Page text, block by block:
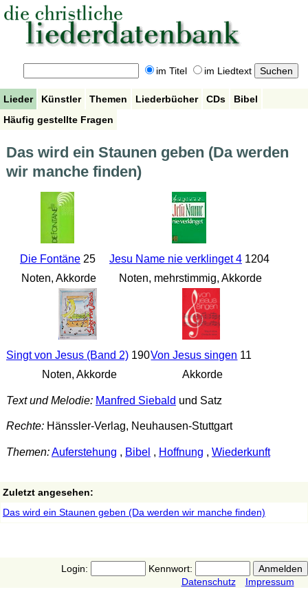
im Titel im Liedtext
Lieder Künstler Themen Liederbücher CDs
Bibel
Häufig gestellte Fragen
Das wird ein Staunen geben (Da werden
wir manche finden)
Die Fontäne25
Noten, Akkorde
Jesu Name nie verklinget 41204
Noten, mehrstimmig, Akkorde
Singt von Jesus (Band 2)190
Noten, Akkorde
Von Jesus singen 11
Akkorde
Text und Melodie: Manfred Siebald und Satz
Rechte:Hänssler-Verlag, Neuhausen-Stuttgart
Themen:Auferstehung , Bibel , Hoffnung , Wiederkunft
Zuletzt angesehen:
Das wird ein Staunen geben (Da werden wir manche finden)
Login:
Kennwort:
Datenschutz
Impressum